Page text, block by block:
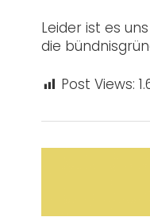
Leider ist es
die
Post Views: